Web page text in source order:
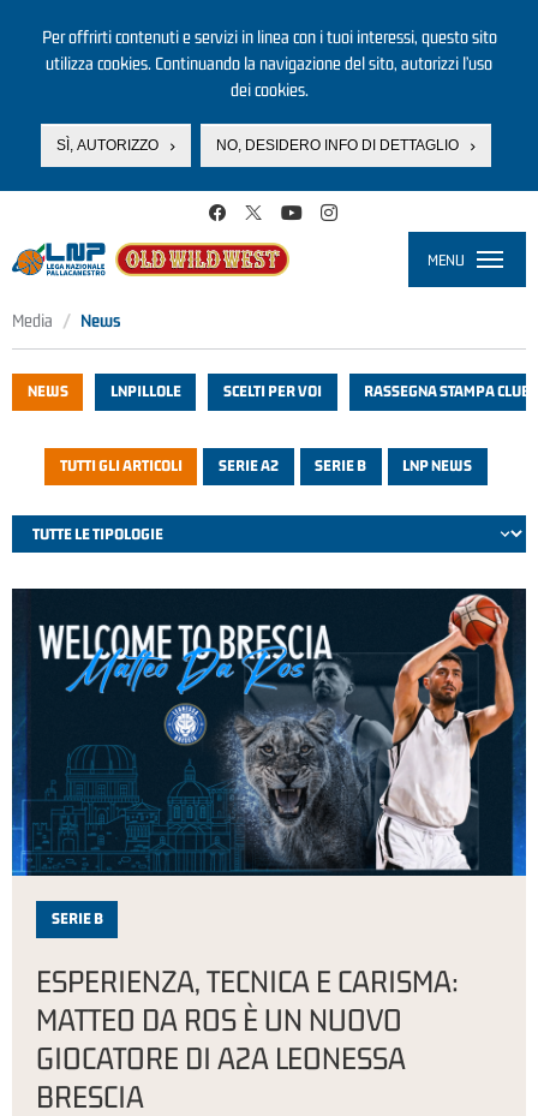
Per offrirti contenuti e servizi in linea con i tuoi interessi, questo sito
utilizza cookies. Continuando la navigazione del sito, autorizzi l’uso
dei cookies.
SÌ, AUTORIZZO NO, DESIDERO INFO DI DETTAGLIO
MENU
Media News
NEWS LNPILLOLE SCELTI PER VOI RASSEGNA STAMPA CLUB
TUTTI GLI ARTICOLI SERIE A2 SERIE B LNP NEWS
SERIE B
ESPERIENZA, TECNICA E CARISMA:
MATTEO DA ROS È UN NUOVO
GIOCATORE DI A2A LEONESSA
BRESCIA